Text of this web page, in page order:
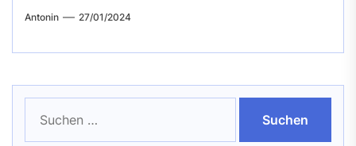
Antonin 27/01/2024
nach: